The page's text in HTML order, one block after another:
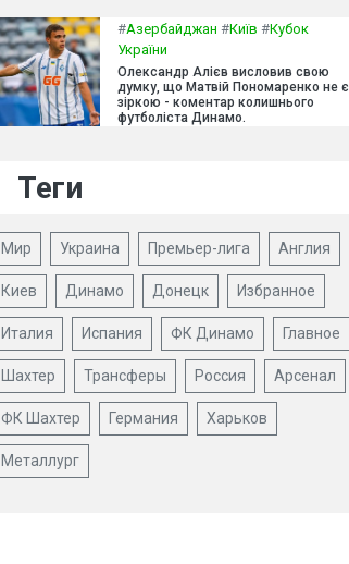
#Азербайджан #Київ #Кубок
України
Олександр Алієв висловив свою
думку, що Матвій Пономаренко не є
зіркою - коментар колишнього
футболіста Динамо.
Теги
Мир Украина Премьер-лига Англия
Киев Динамо Донецк Избранное
Италия Испания ФК Динамо Главное
Шахтер Трансферы Россия Арсенал
ФК Шахтер Германия Харьков
Металлург